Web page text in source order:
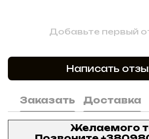
Добавьте первый
Написать
Заказать Доставка
Желаемого